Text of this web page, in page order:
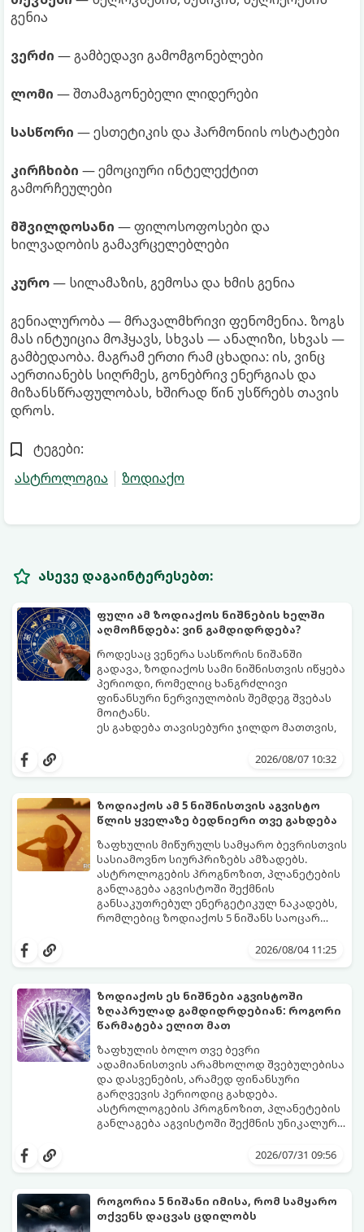
გენია
ვერძი — გამბედავი გამომგონებლები
ლომი — შთამაგონებელი ლიდერები
სასწორი — ესთეტიკის და ჰარმონიის ოსტატები
კირჩხიბი — ემოციური ინტელექტით
გამორჩეულები
მშვილდოსანი — ფილოსოფოსები და
ხილვადობის გამავრცელებლები
კურო— სილამაზის, გემოსა და ხმის გენია
გენიალურობა — მრავალმხრივი ფენომენია. ზოგს
მას ინტუიცია მოჰყავს, სხვას — ანალიზი, სხვას —
გამბედაობა. მაგრამ ერთი რამ ცხადია: ის, ვინც
აერთიანებს სიღრმეს, გონებრივ ენერგიას და
მიზანსწრაფულობას, ხშირად წინ უსწრებს თავის
დროს.
ტეგები:
ასტროლოგია
ზოდიაქო
ასევე დაგაინტერესებთ:
ფული ამ ზოდიაქოს ნიშნების ხელში
აღმოჩნდება: ვინ გამდიდრდება?
როდესაც ვენერა სასწორის ნიშანში
გადავა, ზოდიაქოს სამი ნიშნისთვის იწყება
პერიოდი, რომელიც ხანგრძლივი
ფინანსური ნერვიულობის შემდეგ შვებას
მოიტანს.
ეს გახდება თავისებური ჯილდო მათთვის,
იჩენდა და სირთულეების მიუხედავად წინ
სურვილების გადადებასა და ხარჯების
მკაცრ კონტროლს. თუმცა, ახლა სიტუაცია
თანდათან შეიცვლება.
პრობლემები, რომლებიც უსასრულო
გეგონათ, უკან დაიხევს, ამასთან ერთად კი
გაჩნდება მეტი ნდობა მომავლის მიმართ.
რთული პერიოდის შემდეგ ეს ნიშნები
შეძლებენ ამოისუნთქონ და დაინახონ
ახალი შესაძლებლობები.
2026/08/07 10:32
ზოდიაქოს ამ 5 ნიშნისთვის აგვისტო
წლის ყველაზე ბედნიერი თვე გახდება
ზაფხულის მიწურულს სამყარო ბევრისთვის
სასიამოვნო სიურპრიზებს ამზადებს.
ასტროლოგების პროგნოზით, პლანეტების
განლაგება აგვისტოში შექმნის
განსაკუთრებულ ენერგეტიკულ ნაკადებს,
რომლებიც ზოდიაქოს 5 ნიშანს საოცარ
ყველაზე ბედნიერი თვე აღმოჩნდება.
2026/08/04 11:25
ზოდიაქოს ეს ნიშნები აგვისტოში
ზღაპრულად გამდიდრდებიან: როგორი
წარმატება ელით მათ
ზაფხულის ბოლო თვე ბევრი
ადამიანისთვის არამხოლოდ შვებულებისა
და დასვენების, არამედ ფინანსური
გარღვევის პერიოდიც გახდება.
ასტროლოგების პროგნოზით, პლანეტების
განლაგება აგვისტოში შექმნის უნიკალურ
ზოდიაქოს 4 ნიშანს ფინანსური წარმატების
შორის, ვისაც აგვისტოში ფინანსური
2026/07/31 09:56
როგორია 5 ნიშანი იმისა, რომ სამყარო
თქვენს დაცვას ცდილობს